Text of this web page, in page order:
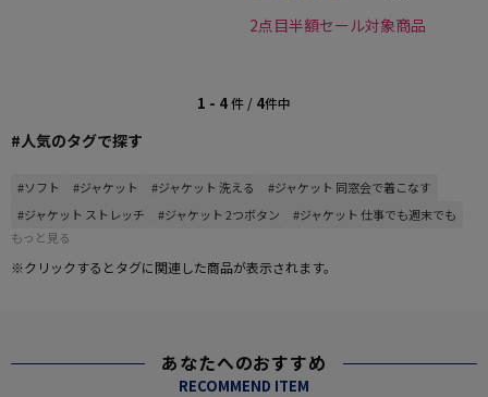
2点目半額セール対象商品
1 - 4件 / 4件中
#人気のタグで探す
#ソフト #ジャケット #ジャケット 洗える
#ジャケット 同窓会で着こなす
#ジャケット ストレッチ
#ジャケット 2つボタン
#ジャケット 仕事でも週末でも
もっと見る
※クリックするとタグに関連した商品が表示されます。
あなたへのおすすめ
RECOMMEND ITEM